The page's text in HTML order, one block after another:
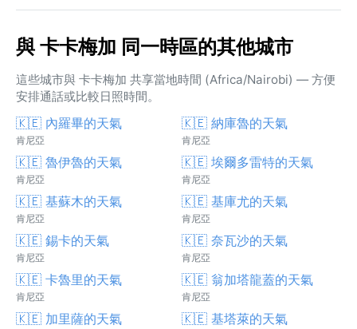
與 卡卡梅加 同一時區的其他城市
這些城市與 卡卡梅加 共享當地時間 (Africa/Nairobi) — 方便
安排通話或比較日照時間。
🇰🇪 內羅畢的天氣
肯尼亞
🇰🇪 納庫魯的天氣
肯尼亞
🇰🇪 魯伊魯的天氣
肯尼亞
🇰🇪 埃爾多雷特的天氣
肯尼亞
🇰🇪 基蘇木的天氣
肯尼亞
🇰🇪 基庫尤的天氣
肯尼亞
🇰🇪 錫卡的天氣
肯尼亞
🇰🇪 奈瓦沙的天氣
肯尼亞
🇰🇪 卡魯里的天氣
肯尼亞
🇰🇪 翁加塔龍蓋的天氣
肯尼亞
🇰🇪 加里薩的天氣 🇰🇪 基塔萊的天氣